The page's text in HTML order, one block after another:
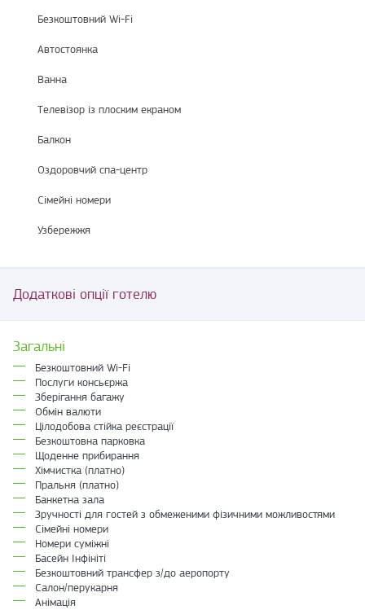
Безкоштовний Wi-Fi
Автостоянка
Ванна
Телевізор із плоским екраном
Балкон
Оздоровчий спа-центр
Сімейні номери
Узбережжя
Додаткові опції готелю
Загальні
Безкоштовний Wi-Fi
Послуги консьєржа
Зберігання багажу
Обмін валюти
Цілодобова стійка реєстрації
Безкоштовна парковка
Щоденне прибирання
Хімчистка (платно)
Пральня (платно)
Банкетна зала
Зручності для гостей з обмеженими фізичними можливостями
Сімейні номери
Номери суміжні
Басейн Інфініті
Безкоштовний трансфер з/до аеропорту
Салон/перукарня
Анімація